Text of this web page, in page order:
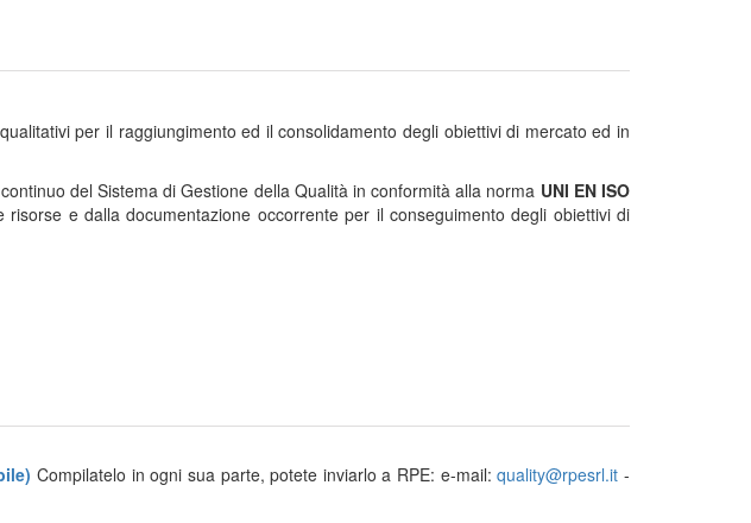
per il raggiungimento ed il consolidamento degli obiettivi di mercato ed in
del Sistema di Gestione della Qualità in conformità alla norma UNI EN ISO
e dalla documentazione occorrente per il conseguimento degli obiettivi di
Compilatelo in ogni sua parte, potete inviarlo a RPE: e-mail:quality@rpesrl.it -